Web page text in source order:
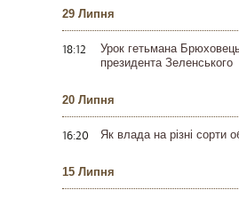
29 Липня
18:12
Урок гетьмана
президента Зеленського
20 Липня
16:20 Як влада на різні сорти
15 Липня